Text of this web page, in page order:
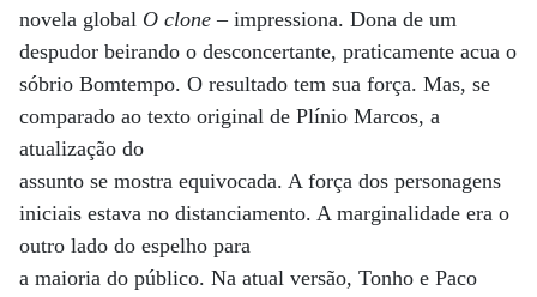
novela global O clone – impressiona. Dona de um
despudor beirando o desconcertante, praticamente acua o
sóbrio Bomtempo. O resultado tem sua força. Mas, se
comparado ao texto original de Plínio Marcos, a
atualização do
assunto se mostra equivocada. A força dos personagens
iniciais estava no distanciamento. A marginalidade era o
outro lado do espelho para
a maioria do público. Na atual versão, Tonho e Paco